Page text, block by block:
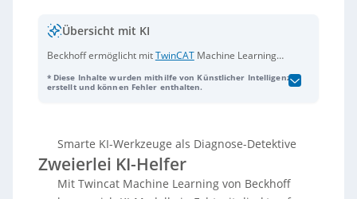
Übersicht mit KI
Beckhoff ermöglicht mitTwinCATMachine Learning
der Maschinensteuerung und deren Integration in
Ausfallvorhersage oder Objektlokalisierung (u. a. mit
demTwinCat Machine Learning Creator
Agentic AI als generatives Assistenzsystem, das per
Dialog bei Code-Erstellung, Fehleranalyse und
* Diese Inhalte wurden mithilfe von Künstlicher Intelligenz
erstellt und können Fehler enthalten.
Smarte KI-Werkzeuge als Diagnose-Detektive
Zweierlei KI-Helfer
Mit Twincat Machine Learning von Beckhoff